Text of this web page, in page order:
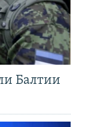
Балтии